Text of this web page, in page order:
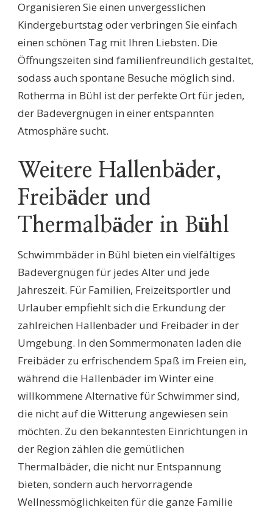
Organisieren Sie einen unvergesslichen
Kindergeburtstag oder verbringen Sie einfach
einen schönen Tag mit Ihren Liebsten. Die
Öffnungszeiten sind familienfreundlich gestaltet,
sodass auch spontane Besuche möglich sind.
Rotherma in Bühl ist der perfekte Ort für jeden,
der Badevergnügen in einer entspannten
Atmosphäre sucht.
Weitere Hallenbäder,
Freibäder und
Thermalbäder in Bühl
Schwimmbäder in Bühl bieten ein vielfältiges
Badevergnügen für jedes Alter und jede
Jahreszeit. Für Familien, Freizeitsportler und
Urlauber empfiehlt sich die Erkundung der
zahlreichen Hallenbäder und Freibäder in der
Umgebung. In den Sommermonaten laden die
Freibäder zu erfrischendem Spaß im Freien ein,
während die Hallenbäder im Winter eine
willkommene Alternative für Schwimmer sind,
die nicht auf die Witterung angewiesen sein
möchten. Zu den bekanntesten Einrichtungen in
der Region zählen die gemütlichen
Thermalbäder, die nicht nur Entspannung
bieten, sondern auch hervorragende
Wellnessmöglichkeiten für die ganze Familie